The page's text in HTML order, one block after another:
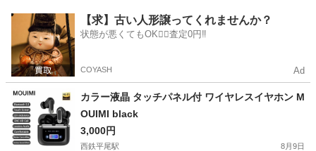
福岡 糟屋郡 テレビ
【求】古い人形譲ってくれませんか？
状態が悪くてもOK🙆‍♀️査定0円‼️
COYASH Ad
カラー液晶 タッチパネル付 ワイヤレスイヤホン M
OUIMI black
3,000円
西鉄平尾駅 8月9日